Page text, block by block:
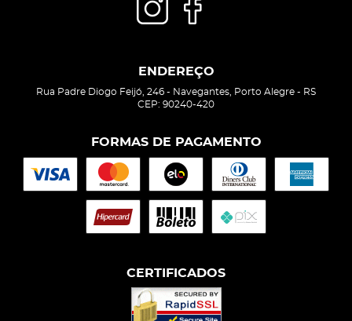
ENDEREÇO
Rua Padre Diogo Feijó, 246 - Navegantes, Porto Alegre - RS
CEP: 90240-420
FORMAS DE PAGAMENTO
CERTIFICADOS